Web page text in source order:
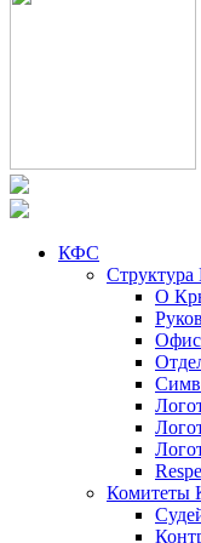
КФС
О
Комитеты